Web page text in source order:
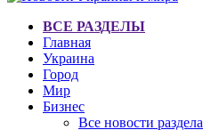
ВСЕ РАЗДЕЛЫ
Главная
Украина
Город
Мир
Бизнес
Все новости раздела